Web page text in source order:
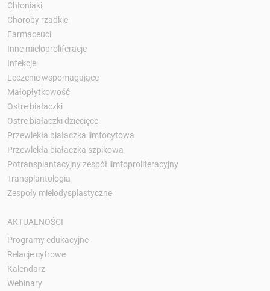
Chłoniaki
Choroby rzadkie
Farmaceuci
Inne mieloproliferacje
Infekcje
Leczenie wspomagające
Małopłytkowość
Ostre białaczki
Ostre białaczki dziecięce
Przewlekła białaczka limfocytowa
Przewlekła białaczka szpikowa
Potransplantacyjny zespół limfoproliferacyjny
Transplantologia
Zespoły mielodysplastyczne
AKTUALNOŚCI
Programy edukacyjne
Relacje cyfrowe
Kalendarz
Webinary